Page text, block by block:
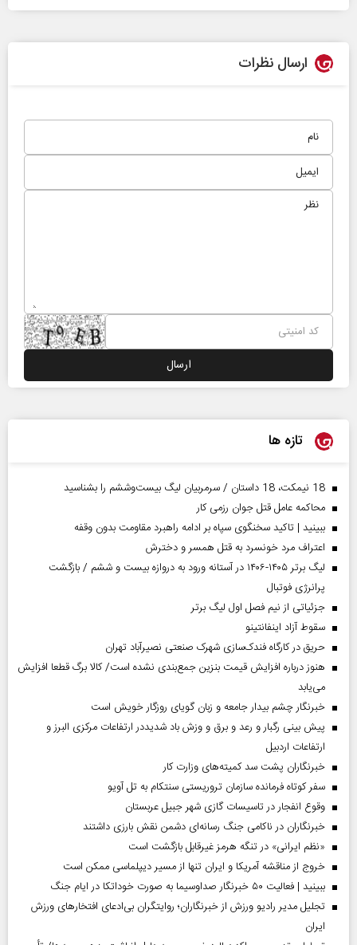
ارسال نظرات
تازه ها
18 نیمکت، 18 داستان / سرمربیان لیگ بیست‌وششم را بشناسید
محاکمه عامل قتل جوان رزمی کار
ببینید | تاکید سخنگوی سپاه بر ادامه راهبرد مقاومت بدون وقفه
اعتراف مرد خونسرد به قتل همسر و دخترش
لیگ برتر ۱۴۰۵-۱۴۰۶ در آستانه ورود به دروازه بیست و ششم / بازگشت
پرانرژی فوتبال
جزئیاتی از نیم فصل اول لیگ برتر
سقوط آزاد اینفانتینو
حریق در کارگاه فندک‌سازی شهرک صنعتی نصیرآباد تهران
هنوز درباره افزایش قیمت بنزین جمع‌بندی نشده است/ کالا برگ قطعا افزایش
می‌یابد
خبرنگار چشم بیدار جامعه و زبان گویای روزگار خویش است
پیش بینی رگبار و رعد و برق و وزش باد شدیددر ارتفاعات مرکزی البرز و
ارتفاعات اردبیل
خبرنگاران پشت سد کمیته‌های وزارت کار
سفر کوتاه فرمانده سازمان تروریستی سنتکام به تل آویو
وقوع انفجار در تاسیسات گازی شهر جبیل عربستان
خبرنگاران در ناکامی جنگ رسانه‌ای دشمن نقش بارزی داشتند
«نظم ایرانی» در تنگه هرمز غیرقابل بازگشت است
خروج از مناقشه آمریکا و ایران تنها از مسیر دیپلماسی ممکن است
ببینید | فعالیت ۵۰ خبرنگار صداوسیما به صورت خوداتکا در ایام جنگ
تجلیل مدیر رادیو ورزش از خبرنگاران؛ روایتگران بی‌ادعای افتخارهای ورزش
ایران